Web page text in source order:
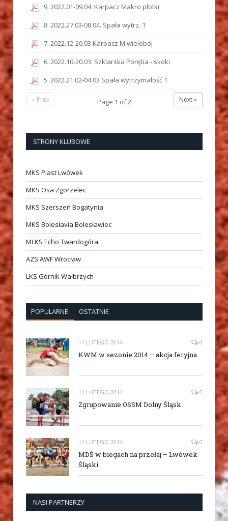
9. 2022.01-09.04. Karpacz Makro płotki
8. 2022.27.03-08.04. Spała wytrz. 1
7. 2022.12-20.03 Karpacz M wielobój
6. 2022.10-20.03. Szklarska Poręba - skoki
5. 2022.21.02-04.03 Spała wytrzymałość 1
Next »
Page 1 of2
« Prev
STRONY KLUBOWE
MKS Piast Lwówek
MKS Osa Zgorzelec
MKS Szerszeń Bogatynia
MKS Bolesłavia Bolesławiec
MLKS Echo Twardogóra
AZS AWF Wrocław
LKS Górnik Wałbrzych
POPULARNE OSTATNIE
11 LUTEGO 2014 0
KWM w sezonie 2014 – akcja feryjna
11 LUTEGO 2014 0
Zgrupowanie OSSM Dolny Śląsk
11 LUTEGO 2014 0
MDŚ w biegach na przełaj – Lwówek
Śląski
NASI PARTNERZY